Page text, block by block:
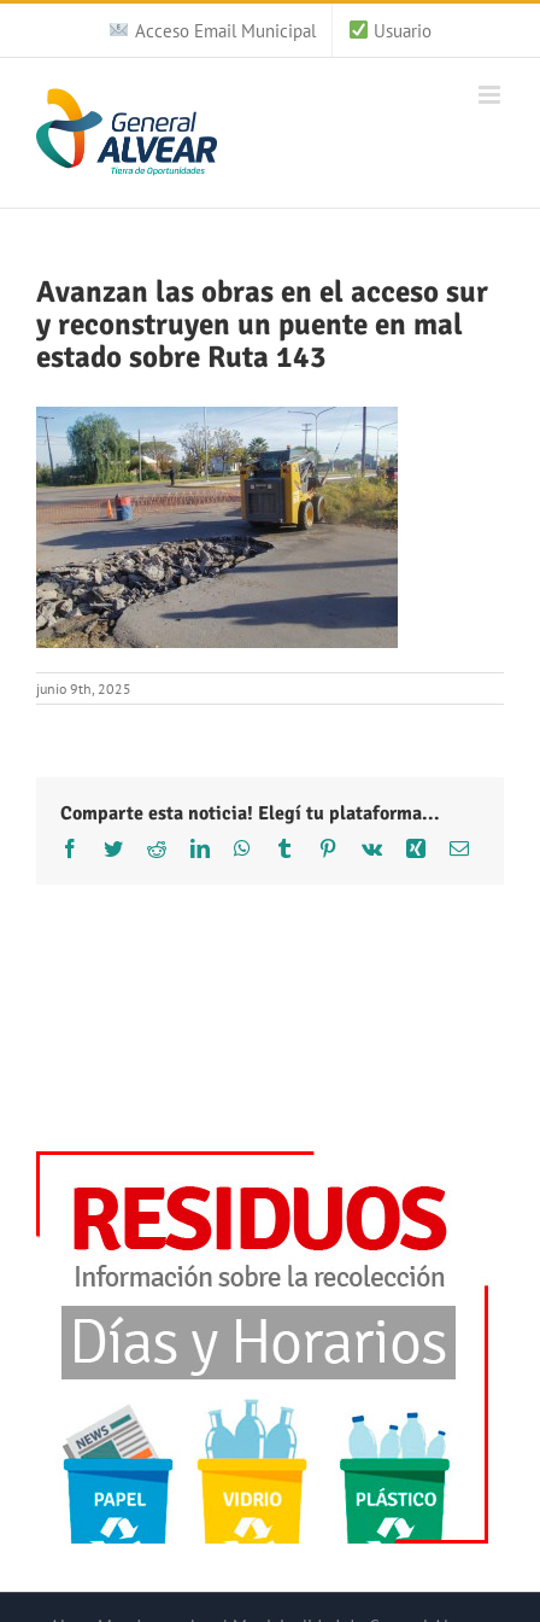
Saltar
contenido
Acceso Email Municipal Usuario
Avanzan las obras en el acceso sur
y reconstruyen un puente en mal
estado sobre Ruta 143
junio 9th, 2025
Comparte esta noticia! Elegí tu plataforma...
Facebook
TwitterRedditLinkedInWhatsApp
Tumblr Pinterest
Vk Xing Correo